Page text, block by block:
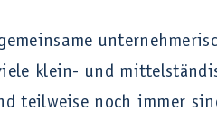
klein- und
teilweise noch immer